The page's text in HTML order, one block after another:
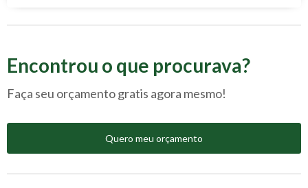
Encontrou o que procurava?
Faça seu orçamento gratis agora mesmo!
Quero meu orçamento